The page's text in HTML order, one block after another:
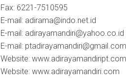
Fax: 6221-7510595
E-mail: adirama@indo.net.id
E-mail: adirayamandiri@yahoo.co.id
E-mail: ptadirayamandiri@gmail.com
Website: www.adirayamandiript.com
Website: www.adirayamandiri.com